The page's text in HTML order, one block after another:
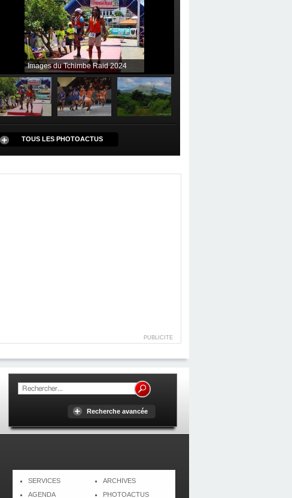
Images du Tchimbe Raid 2024
TOUS LES PHOTOACTUS
PUBLICITE
Recherche avancée
SERVICES
AGENDA
ARCHIVES
PHOTOACTUS